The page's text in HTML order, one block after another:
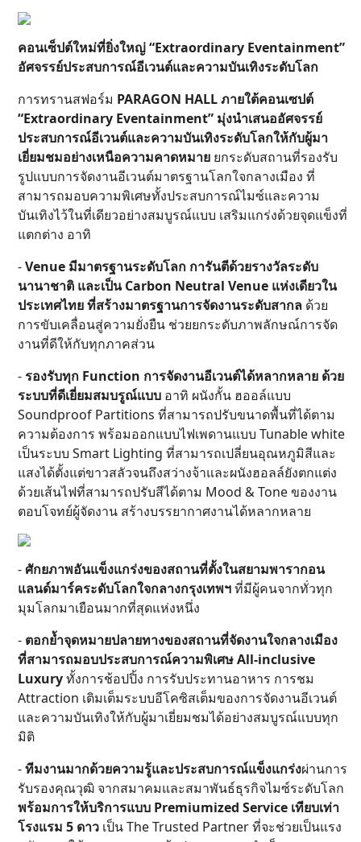
คอนเซ็ปต์ใหม่ที่ยิ่งใหญ่ “Extraordinary Eventainment”
อัศจรรย์ประสบการณ์อีเวนต์และความบันเทิงระดับโลก
การทรานสฟอร์ม PARAGON HALL ภายใต้คอนเซปต์
“Extraordinary Eventainment” มุ่งนำเสนออัศจรรย์
ประสบการณ์อีเวนต์และความบันเทิงระดับโลกให้กับผู้มา
เยี่ยมชมอย่างเหนือความคาดหมาย ยกระดับสถานที่รองรับ
รูปแบบการจัดงานอีเวนต์มาตรฐานโลกใจกลางเมือง ที่
สามารถมอบความพิเศษทั้งประสบการณ์ไมซ์และความ
บันเทิงไว้ในที่เดียวอย่างสมบูรณ์แบบ เสริมแกร่งด้วยจุดแข็งที่
แตกต่าง อาทิ
-Venue มีมาตรฐานระดับโลก การันตีด้วยรางวัลระดับ
นานาชาติ และเป็น Carbon Neutral Venue แห่งเดียวใน
ประเทศไทย ที่สร้างมาตรฐานการจัดงานระดับสากล ด้วย
การขับเคลื่อนสู่ความยั่งยืน ช่วยยกระดับภาพลักษณ์การจัด
งานที่ดีให้กับทุกภาคส่วน
- รองรับทุก Function การจัดงานอีเวนต์ได้หลากหลาย ด้วย
ระบบที่ดีเยี่ยมสมบรูณ์แบบ อาทิ ผนังกั้น ฮออล์แบบ
Soundproof Partitions ที่สามารถปรับขนาดพื้นที่ได้ตาม
ความต้องการ พร้อมออกแบบไฟเพดานแบบ Tunable white
เป็นระบบ Smart Lighting ที่สามารถเปลี่ยนอุณหภูมิสีและ
แสงได้ตั้งแต่ขาวสลัวจนถึงสว่างจ้าและผนังฮอลล์ยังตกแต่ง
ด้วยเส้นไฟที่สามารถปรับสีได้ตาม Mood & Tone ของงาน
ตอบโจทย์ผู้จัดงาน สร้างบรรยากาศงานได้หลากหลาย
-ศักยภาพอันแข็งแกร่งของสถานที่ตั้งในสยามพารากอน
แลนด์มาร์คระดับโลกใจกลางกรุงเทพฯที่มีผู้คนจากทั่วทุก
มุมโลกมาเยือนมากที่สุดแห่งหนึ่ง
- ตอกย้ำจุดหมายปลายทางของสถานที่จัดงานใจกลางเมือง
ที่สามารถมอบประสบการณ์ความพิเศษ All-inclusive
Luxuryทั้งการช้อปปิ้ง การรับประทานอาหาร การชม
Attraction เติมเต็มระบบอีโคซิสเต็มของการจัดงานอีเวนต์
และความบันเทิงให้กับผู้มาเยี่ยมชมได้อย่างสมบูรณ์แบบทุก
มิติ
-ทีมงานมากด้วยความรู้และประสบการณ์แข็งแกร่งผ่านการ
รับรองคุณวุฒิ จากสมาคมและสมาพันธ์ธุรกิจไมซ์ระดับโลก
พร้อมการให้บริการแบบ Premiumized Service เทียบเท่า
โรงแรม 5 ดาว เป็น The Trusted Partner ที่จะช่วยเป็นแรง